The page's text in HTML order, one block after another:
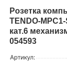
Розетка
TENDO-
кат.6
054593
Артикул: